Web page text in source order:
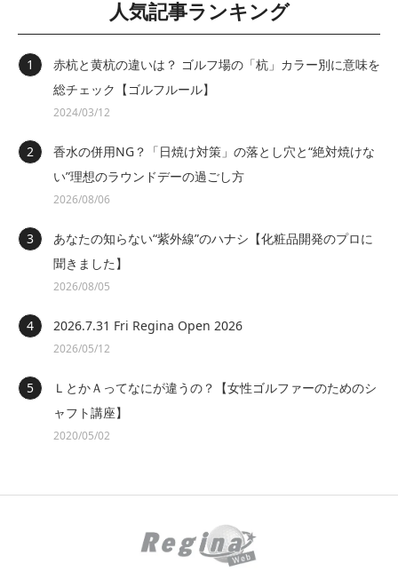
人気記事ランキング
赤杭と黄杭の違いは？ ゴルフ場の「杭」カラー別に意味を
総チェック【ゴルフルール】
2024/03/12
香水の併用NG？「日焼け対策」の落とし穴と“絶対焼けな
い”理想のラウンドデーの過ごし方
2026/08/06
あなたの知らない“紫外線”のハナシ【化粧品開発のプロに
聞きました】
2026/08/05
2026.7.31 Fri Regina Open 2026
2026/05/12
ＬとかＡってなにが違うの？【女性ゴルファーのためのシ
ャフト講座】
2020/05/02